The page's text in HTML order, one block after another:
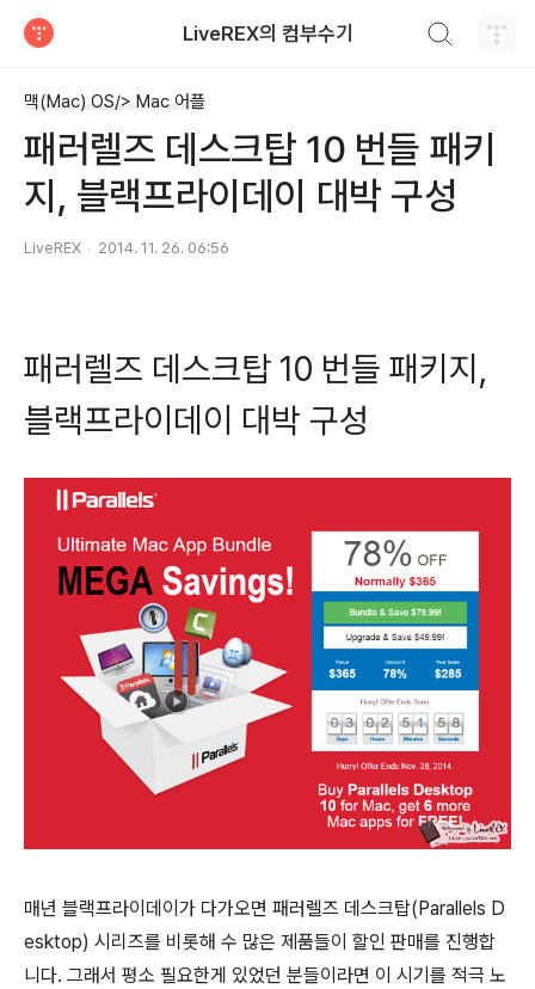
LiveREX의 컴부수기
맥(Mac) OS/> Mac 어플
패러렐즈 데스크탑 10 번들 패키
지, 블랙프라이데이 대박 구성
LiveREX 2014. 11. 26. 06:56
패러렐즈 데스크탑 10 번들 패키지,
블랙프라이데이 대박 구성
매년 블랙프라이데이가 다가오면 패러렐즈 데스크탑(Parallels D
esktop) 시리즈를 비롯해 수 많은 제품들이 할인 판매를 진행합
니다. 그래서 평소 필요한게 있었던 분들이라면 이 시기를 적극 노